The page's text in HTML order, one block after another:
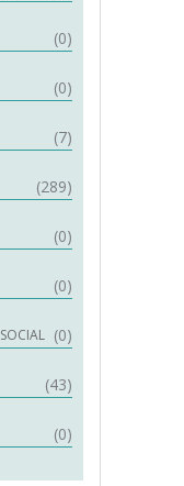
(0)
(0)
(7)
(289)
(0)
(0)
(0)
(43)
(0)